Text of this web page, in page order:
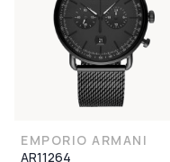
EMPORIO ARMANI
AR11264